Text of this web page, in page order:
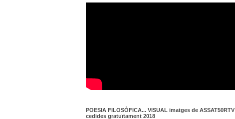
POESIA FILOSÒFICA... VISUAL imatges de ASSAT50RTV
cedides gratuïtament 2018